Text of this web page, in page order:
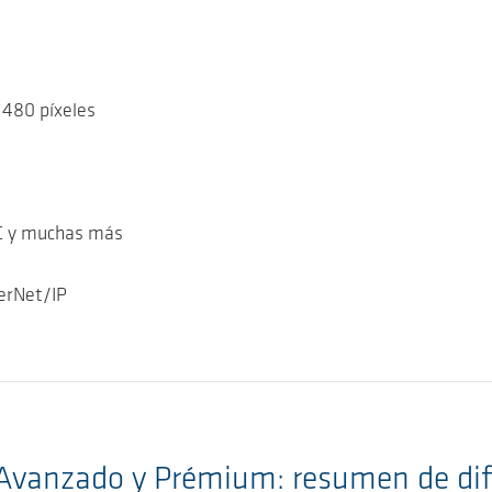
píxeles
y muchas más
IP
y Prémium: resumen de